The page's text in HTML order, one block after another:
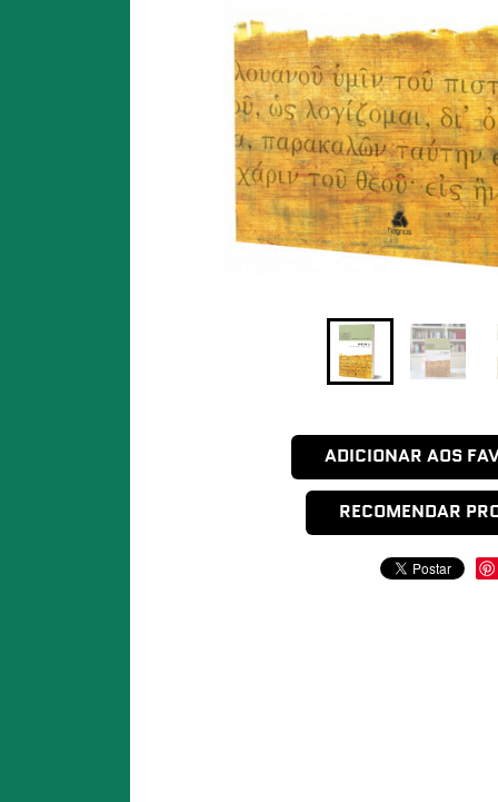
ADICIONAR AOS
RECOMENDAR